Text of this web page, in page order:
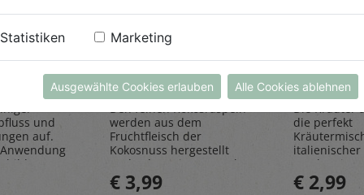
und
auf.
Kokosraspeln
250g
Rapunzel Naturkost
Den feinen Kokosraspeln
werden aus dem
Fruchtfleisch der
Kokosnuss hergestellt
und geben einen Hauch
Exotik in köstliche Kuchen
& Kekse
€ 3,99
Kräuter
Sonnentor
Die Kräuter
die perfekt
italienischer
rundet
und
€ 2,99
Statistiken Marketing
Ausgewählte Cookies erlauben Alle Cookies ablehnen